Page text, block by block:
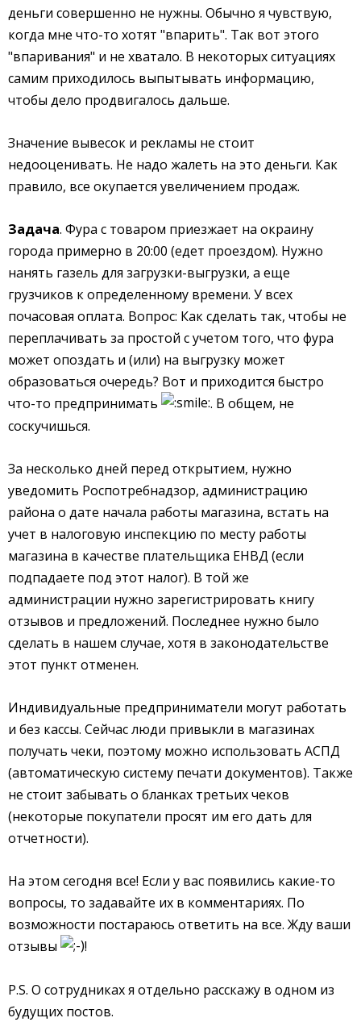
деньги совершенно не нужны. Обычно я чувствую,
когда мне что-то хотят "впарить". Так вот этого
"впаривания" и не хватало. В некоторых ситуациях
самим приходилось выпытывать информацию,
чтобы дело продвигалось дальше.
Значение вывесок и рекламы не стоит
недооценивать. Не надо жалеть на это деньги. Как
правило, все окупается увеличением продаж.
Задача. Фура с товаром приезжает на окраину
города примерно в 20:00 (едет проездом). Нужно
нанять газель для загрузки-выгрузки, а еще
грузчиков к определенному времени. У всех
почасовая оплата. Вопрос: Как сделать так, чтобы не
переплачивать за простой с учетом того, что фура
может опоздать и (или) на выгрузку может
образоваться очередь? Вот и приходится быстро
что-то предпринимать
. В общем, не
соскучишься.
За несколько дней перед открытием, нужно
уведомить Роспотребнадзор, администрацию
района о дате начала работы магазина, встать на
учет в налоговую инспекцию по месту работы
магазина в качестве плательщика ЕНВД (если
подпадаете под этот налог). В той же
администрации нужно зарегистрировать книгу
отзывов и предложений. Последнее нужно было
сделать в нашем случае, хотя в законодательстве
этот пункт отменен.
Индивидуальные предприниматели могут работать
и без кассы. Сейчас люди привыкли в магазинах
получать чеки, поэтому можно использовать АСПД
(автоматическую систему печати документов). Также
не стоит забывать о бланках третьих чеков
(некоторые покупатели просят им его дать для
отчетности).
На этом сегодня все! Если у вас появились какие-то
вопросы, то задавайте их в комментариях. По
возможности постараюсь ответить на все. Жду ваши
отзывы
!
P.S. О сотрудниках я отдельно расскажу в одном из
будущих постов.